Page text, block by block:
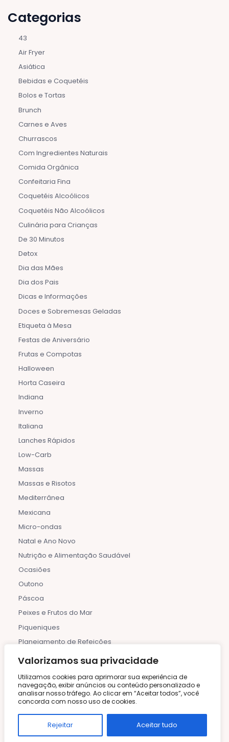
Valorizamos sua privacidade
Utilizamos cookies para aprimorar sua experiência de
navegação, exibir anúncios ou conteúdo personalizado e
analisar nosso tráfego. Ao clicar em “Aceitar todos”, você
concorda com nosso uso de cookies.
Rejeitar Aceitar tudo
Categorias
43
Air Fryer
Asiática
Bebidas e Coquetéis
Bolos e Tortas
Brunch
Carnes e Aves
Churrascos
Com Ingredientes Naturais
Comida Orgânica
Confeitaria Fina
Coquetéis Alcoólicos
Coquetéis Não Alcoólicos
Culinária para Crianças
De 30 Minutos
Detox
Dia das Mães
Dia dos Pais
Dicas e Informações
Doces e Sobremesas Geladas
Etiqueta à Mesa
Festas de Aniversário
Frutas e Compotas
Halloween
Horta Caseira
Indiana
Inverno
Italiana
Lanches Rápidos
Low-Carb
Massas
Massas e Risotos
Mediterrânea
Mexicana
Micro-ondas
Natal e Ano Novo
Nutrição e Alimentação Saudável
Ocasiões
Outono
Páscoa
Peixes e Frutos do Mar
Piqueniques
Planejamento de Refeições
Pratos de Uma Panela
Pratos Regionais
Primavera
Receitas
Receitas de Estações